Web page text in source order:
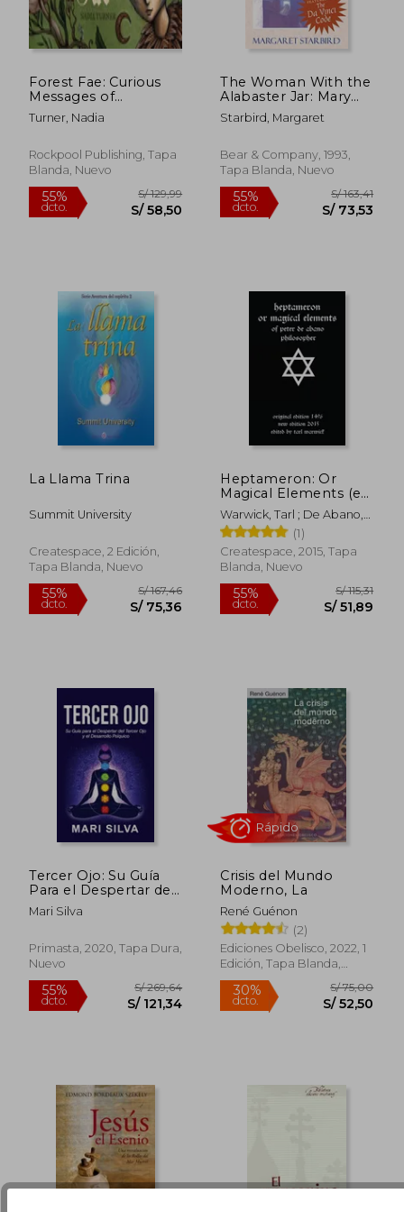
55% S/ 169,01 55%
dcto.
55%
dcto. S/
Forest Fae: Curious
Messages of
Enchantment (en
Inglés)
Turner, Nadia
Rockpool Publishing, Tapa
Blanda, Nuevo
dcto. S/ 58,50
The Woman With the
Alabaster Jar: Mary
Magdalen and the
Holy Grail (en Inglés)
Starbird, Margaret
Bear & Company, 1993,
Tapa Blanda, Nuevo
55%
dcto. S/
La Llama Trina
Summit University
Createspace, 2 Edición,
Tapa Blanda, Nuevo
Heptameron: Or
Magical Elements (en
Inglés)
Warwick, Tarl ; De Abano,
Peter
(1)
Createspace, 2015, Tapa
Blanda, Nuevo
Tercer Ojo: Su Guía
Para el Despertar del
Tercer ojo y el
Desarrollo Psíquico
Mari Silva
Primasta, 2020, Tapa Dura,
Nuevo
Crisis del Mundo
Moderno, La
René Guénon
(2)
Ediciones Obelisco, 2022, 1
Edición, Tapa Blanda,
Nuevo